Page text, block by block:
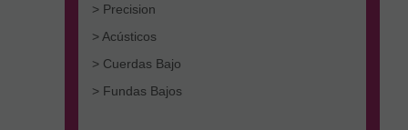
> Precision
> Acústicos
> Cuerdas Bajo
> Fundas Bajos